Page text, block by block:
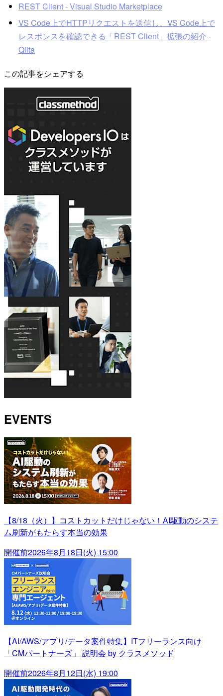
REST Client - Visual Studio Marketplace
VS Code上でHTTPリクエストを送信し、VS Code上で
レスポンスを確認できる「REST Client」拡張の紹介 -
Qiita
この記事をシェアする
EVENTS
【8/18（火）】コストカットだけじゃない！AI駆動のシステ
ム刷新がもたらす本当の効果
開催前2026年8月18日(火) 15:00
【AI/AWS/アプリ/データ案件特集】ITフリーランス向け
「CMパートナーズ」 説明会 by クラスメソッド
開催前2026年8月12日(水) 19:00